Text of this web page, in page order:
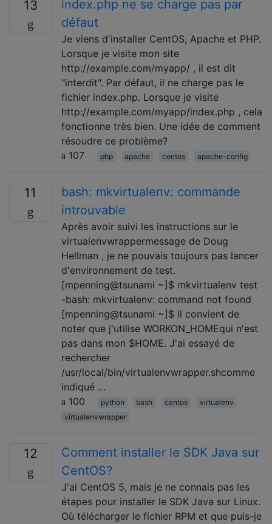
13
index.php ne se charge pas par
défaut
Je viens d'installer CentOS, Apache et PHP.
Lorsque je visite mon site
http://example.com/myapp/ , il est dit
"interdit". Par défaut, il ne charge pas le
fichier index.php. Lorsque je visite
http://example.com/myapp/index.php , cela
fonctionne très bien. Une idée de comment
résoudre ce problème?
107
php apache centos apache-config
11
bash: mkvirtualenv: commande
introuvable
Après avoir suivi les instructions sur le
virtualenvwrappermessage de Doug
Hellman , je ne pouvais toujours pas lancer
d'environnement de test.
[mpenning@tsunami ~]$ mkvirtualenv test
-bash: mkvirtualenv: command not found
[mpenning@tsunami ~]$ Il convient de
noter que j'utilise WORKON_HOMEqui n'est
pas dans mon $HOME. J'ai essayé de
rechercher
/usr/local/bin/virtualenvwrapper.shcomme
indiqué …
100
python bash centos
virtualenv
virtualenvwrapper
12
Comment installer le SDK Java sur
CentOS?
J'ai CentOS 5, mais je ne connais pas les
étapes pour installer le SDK Java sur Linux.
Où télécharger le fichier RPM et que puis-je